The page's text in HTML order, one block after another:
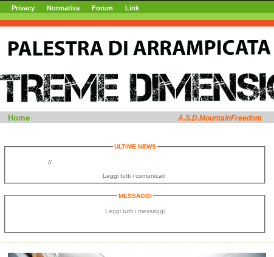
MountainFreedom web site
Privacy Normativa Forum Link
Home A.S.D.MountainFreedom
ULTIME NEWS
Leggi tutti i comunicati
MESSAGGI
Leggi tutti i messaggi